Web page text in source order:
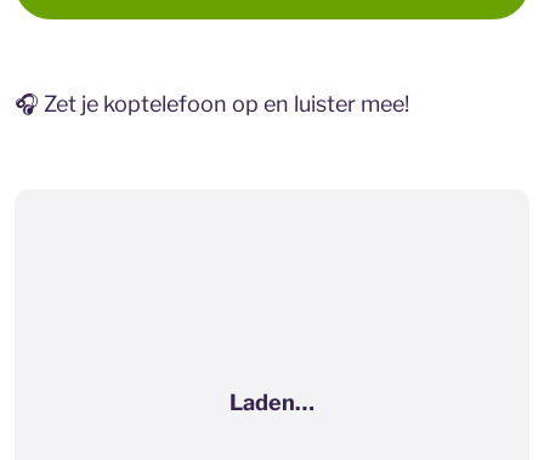
🎧 Zet je koptelefoon op en luister mee!
Laden…